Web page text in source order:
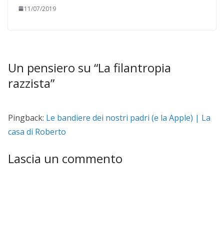
11/07/2019
Un pensiero su “La filantropia
razzista”
Pingback: Le bandiere dei nostri padri (e la Apple) | La
casa di Roberto
Lascia un commento